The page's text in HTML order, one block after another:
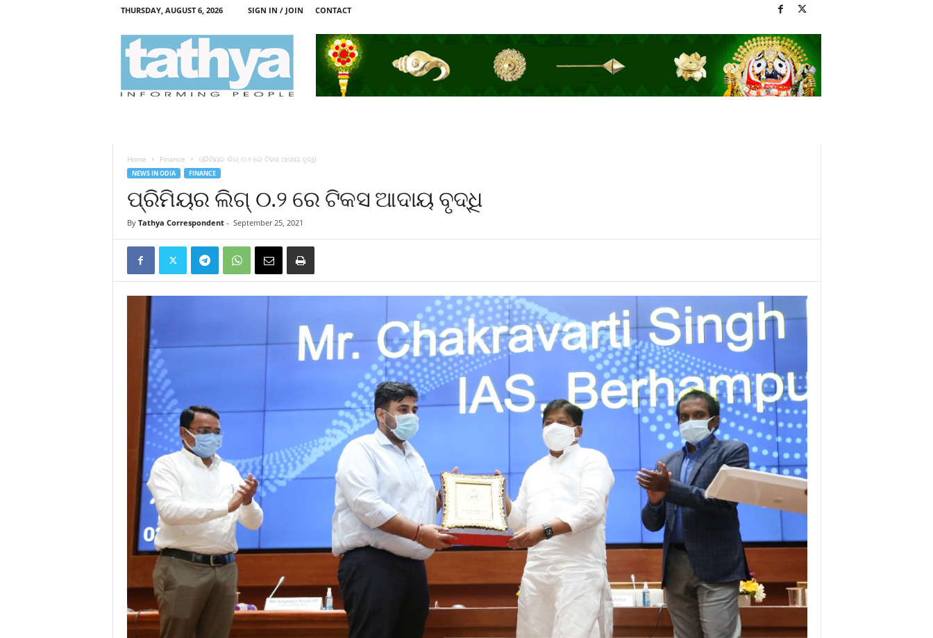
THURSDAY, AUGUST 6, 2026 SIGN IN / JOIN CONTACT
Home Finance ପ୍ରିମିୟର ଲିଗ୍‍ ୦.୨ ରେ ଟିକସ ଆଦାୟ ବୃଦ୍ଧି
NEWS IN ODIA FINANCE
ପ୍ରିମିୟର ଲିଗ୍‍ ୦.୨ ରେ ଟିକସ ଆଦାୟ ବୃଦ୍ଧି
By Tathya Correspondent- September 25, 2021